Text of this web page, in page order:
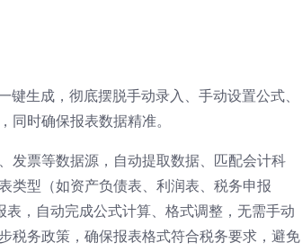
生成，彻底摆脱手动录入、手动设置公式、
同时确保报表数据精准。
发票等数据源，自动提取数据、匹配会计科
类型（如资产负债表、利润表、税务申报
表，自动完成公式计算、格式调整，无需手动
税务政策，确保报表格式符合税务要求，避免